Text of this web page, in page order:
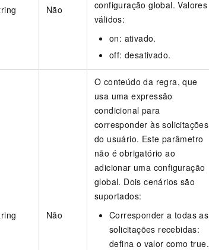
Não
configuração global. Valores
válidos:
on: ativado.
off: desativado.
Não
O conteúdo da regra, que
usa uma expressão
condicional para
corresponder às solicitações
do usuário. Este parâmetro
não é obrigatório ao
adicionar uma configuração
global. Dois cenários são
suportados:
Corresponder a todas as
solicitações recebidas:
defina o valor como true.